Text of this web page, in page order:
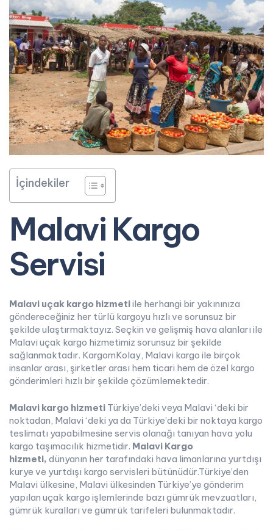
İçindekiler
Malavi Kargo
Servisi
Malavi uçak kargo hizmetiile herhangi bir yakınınıza
göndereceğiniz her türlü kargoyu hızlı ve sorunsuz bir
şekilde ulaştırmaktayız. Seçkin ve gelişmiş hava alanları ile
Malavi uçak kargo hizmetimiz sorunsuz bir şekilde
sağlanmaktadır. KargomKolay, Malavi kargo ile birçok
insanlar arası, şirketler arası hem ticari hem de özel kargo
gönderimleri hızlı bir şekilde çözümlemektedir.
Malavi kargo hizmeti Türkiye’deki veya Malavi ‘deki bir
noktadan, Malavi ‘deki ya da Türkiye’deki bir noktaya kargo
teslimatı yapabilmesine servis olanağı tanıyan hava yolu
kargo taşımacılık hizmetidir. Malavi Kargo
hizmeti, dünyanın her tarafındaki hava limanlarına yurtdışı
kurye ve yurtdışı kargo servisleri bütünüdür.Türkiye’den
Malavi ülkesine, Malavi ülkesinden Türkiye’ye gönderim
yapılan uçak kargo işlemlerinde bazı gümrük mevzuatları,
gümrük kuralları ve gümrük tarifeleri bulunmaktadır.